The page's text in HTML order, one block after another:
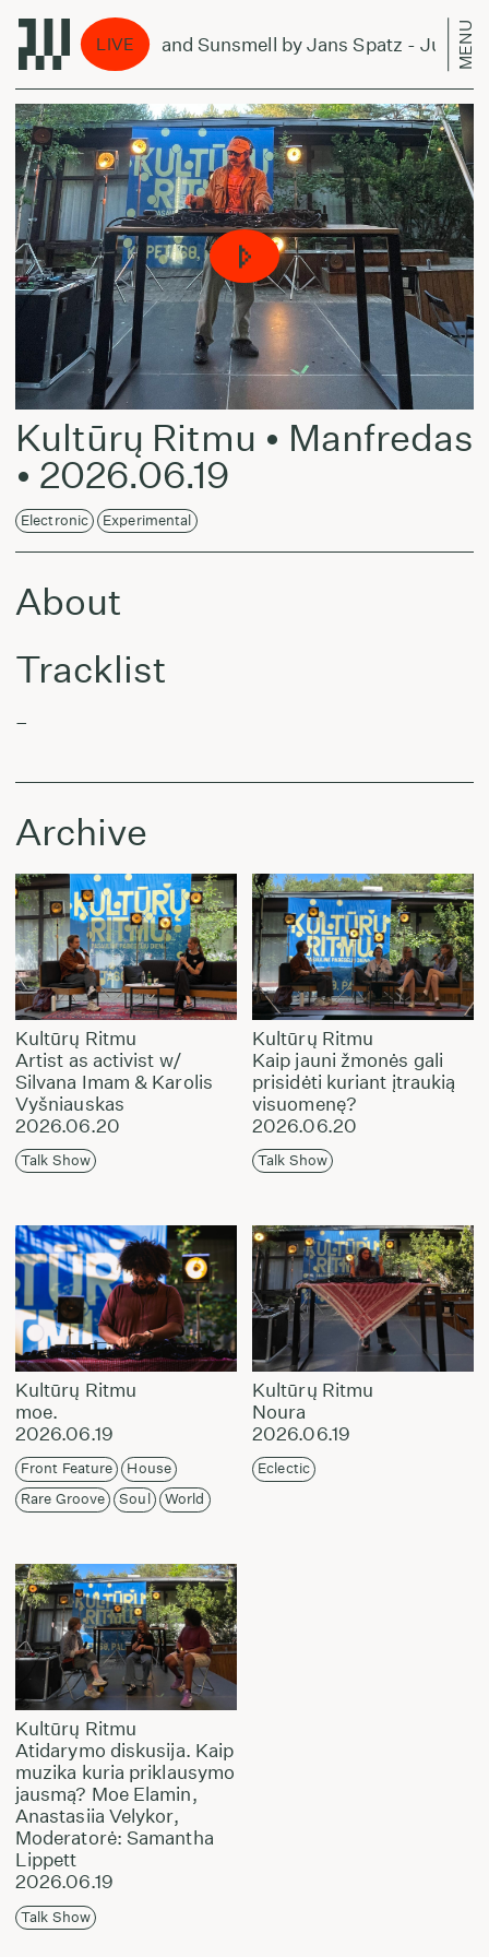
LIVE
Forever and Sunsmell by Jans Spatz - July 4,
MENU
Kultūrų Ritmu • Manfredas
• 2026.06.19
Electronic Experimental
About
Tracklist
–
Archive
Kultūrų Ritmu
Artist as activist w/
Silvana Imam & Karolis
Vyšniauskas
2026.06.20
Talk Show
Kultūrų Ritmu
Kaip jauni žmonės gali
prisidėti kuriant įtraukią
visuomenę?
2026.06.20
Talk Show
Kultūrų Ritmu
moe.
2026.06.19
Front Feature
House
Rare Groove
Soul World
Kultūrų Ritmu
Noura
2026.06.19
Eclectic
Kultūrų Ritmu
Atidarymo diskusija. Kaip
muzika kuria priklausymo
jausmą? Moe Elamin,
Anastasiia Velykor,
Moderatorė: Samantha
Lippett
2026.06.19
Talk Show